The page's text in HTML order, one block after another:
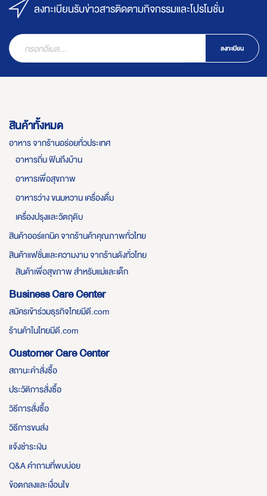
ลงทะเบียนรับข่าวสารติดตามกิจกรรมและโปรโมชั่น
ลงทะเบียน
สินค้าทั้งหมด
อาหาร จากร้านอร่อยทั่วประเทศ
อาหารถิ่น ฟินถึงบ้าน
อาหารเพื่อสุขภาพ
อาหารว่าง ขนมหวาน เครื่องดื่ม
เครื่องปรุงและวัตถุดิบ
สินค้าออร์แกนิค จากร้านค้าคุณภาพทั่วไทย
สินค้าแฟชั่นและความงาม จากร้านดังทั่วไทย
สินค้าเพื่อสุขภาพ สำหรับแม่และเด็ก
Business Care Center
สมัครเข้าร่วมธุรกิจไทยมีดี.com
ร้านค้าในไทยมีดี.com
Customer Care Center
สถานะคำสั่งซื้อ
ประวัติการสั่งซื้อ
วิธีการสั่งซื้อ
วิธีการขนส่ง
แจ้งชำระเงิน
Q&A คำถามที่พบบ่อย
ข้อตกลงและเงื่อนไข